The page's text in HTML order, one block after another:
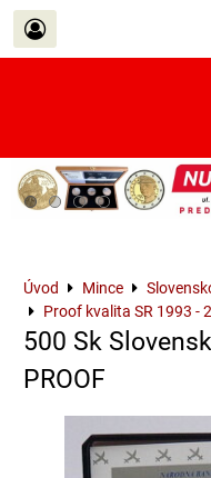
Úvod Mince
Proof kvalita SR 1993 -
500 Sk
PROOF